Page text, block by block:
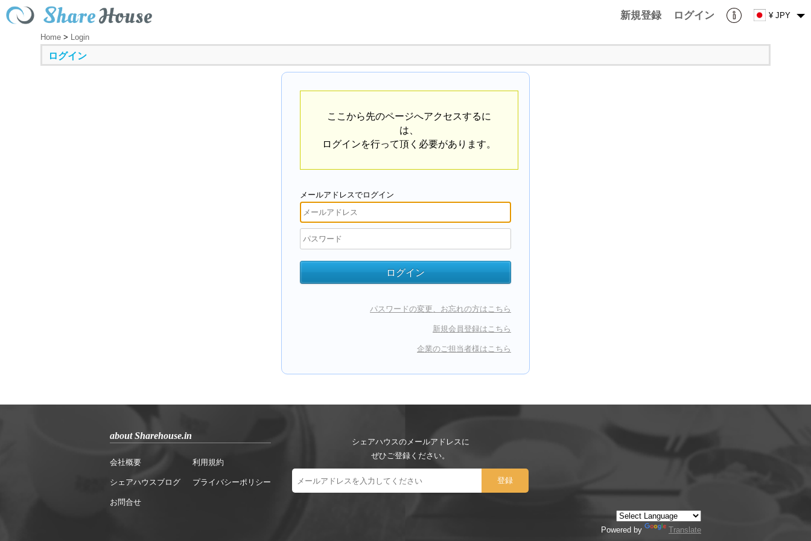
新規登録 ログイン ¥ JPY
Home > Login
ログイン
ここから先のページへアクセスするに
は、
ログインを行って頂く必要があります。
メールアドレスでログイン
パスワードの変更、お忘れの方はこちら
新規会員登録はこちら
企業のご担当者様はこちら
about Sharehouse.in
会社概要
シェアハウスブログ
お問合せ
利用規約
プライバシーポリシー
シェアハウスのメールアドレスに
ぜひご登録ください。
Powered by Translate